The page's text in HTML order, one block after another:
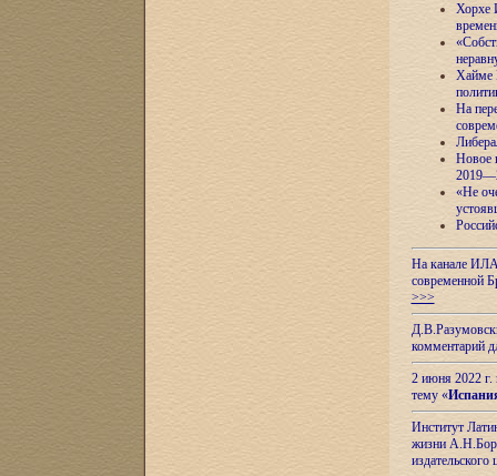
Хорхе
Хайме
На
Новое
«Не
На канале ИЛА
современной
>>>
комментарий
2 июня 2022 г.
тему «
Институт
жизни